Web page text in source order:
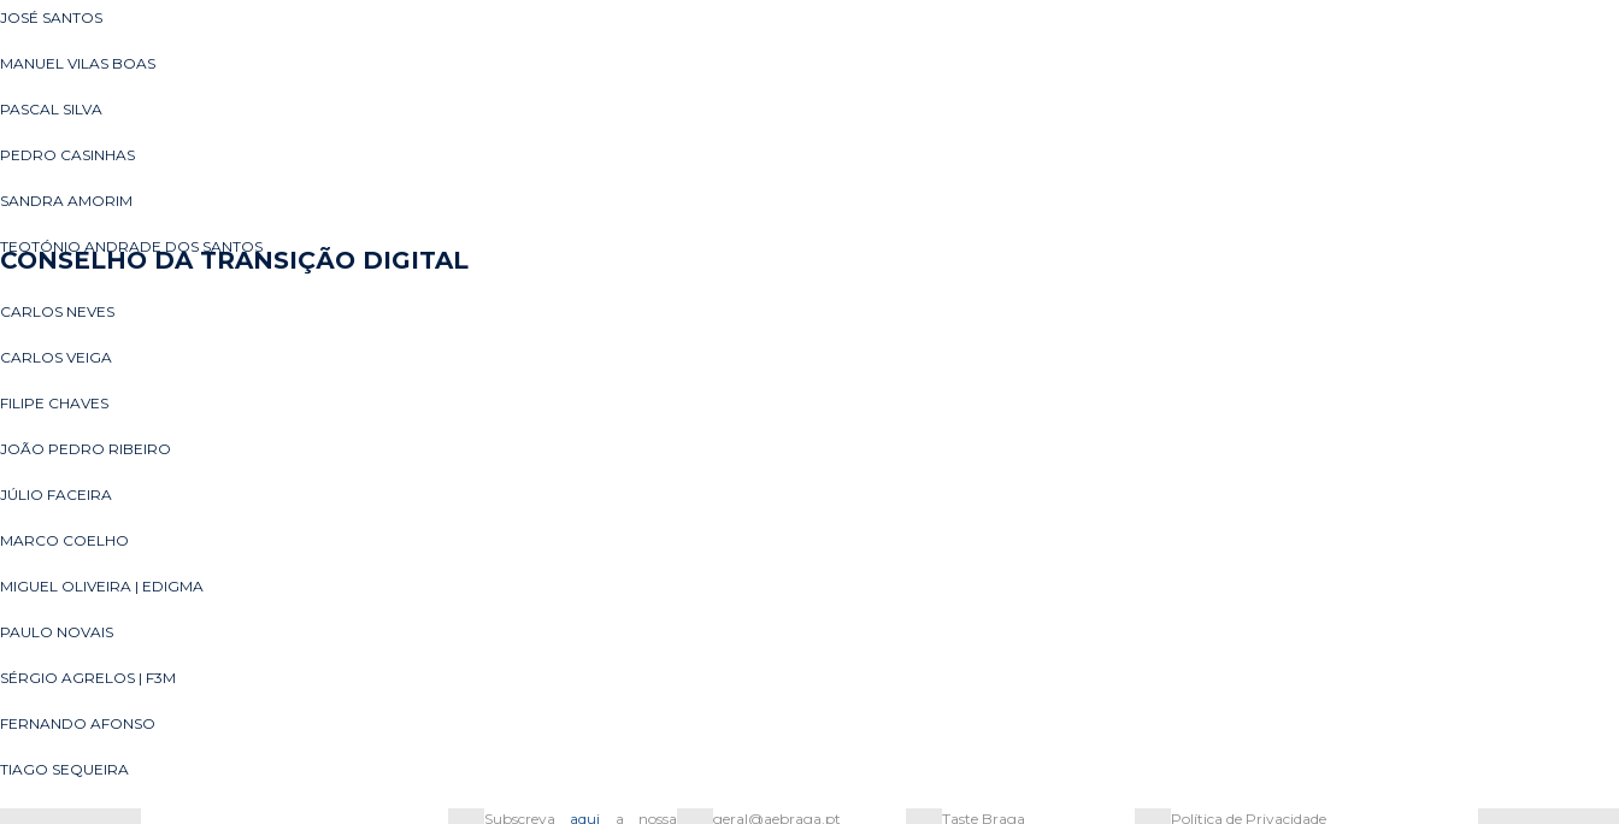
JOSÉ SANTOS
MANUEL VILAS BOAS
PASCAL SILVA
PEDRO CASINHAS
SANDRA AMORIM
TEOTÓNIO ANDRADE DOS SANTOS
CONSELHO DA TRANSIÇÃO DIGITAL
CARLOS NEVES
CARLOS VEIGA
FILIPE CHAVES
JOÃO PEDRO RIBEIRO
JÚLIO FACEIRA
MARCO COELHO
MIGUEL OLIVEIRA | EDIGMA
PAULO NOVAIS
SÉRGIO AGRELOS | F3M
FERNANDO AFONSO
TIAGO SEQUEIRA
Subscreva aqui a nossa geral@aebraga.pt Taste Braga Política de Privacidade